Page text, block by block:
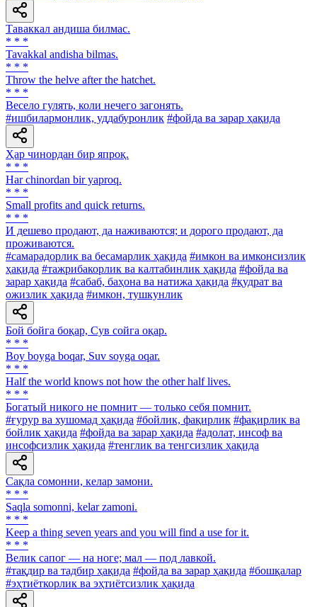
Таваккал андиша билмас.
* * *
Tavakkal andisha bilmas.
* * *
Throw the helve after the hatchet.
* * *
Весело гулять, коли нечего загонять.
#ишбилармонлик, уддабуронлик #фойда ва зарар ҳақида
Ҳар чинордан бир япроқ.
* * *
Har chinordan bir yaproq.
* * *
Small profits and quick returns.
* * *
И дешево продают, да наживаются; и дорого продают, да
проживаются.
#самарадорлик ва бесамарлик ҳақида #имкон ва имконсизлик
ҳақида #тажрибакорлик ва калтабинлик ҳақида #фойда ва
зарар ҳақида #сабаб, баҳона ва натижа ҳақида #қудрат ва
ожизлик ҳақида #имкон, тушкунлик
Бой бойга боқар, Сув сойга оқар.
* * *
Boy boyga boqar, Suv soyga oqar.
* * *
Half the world knows not how the other half lives.
* * *
Богатый никого не помнит — только себя помнит.
#ғурур ва хушомад ҳақида #бойлик, фақирлик #фақирлик ва
бойлик ҳақида #фойда ва зарар ҳақида #адолат, инсоф ва
инсофсизлик ҳақида #тенглик ва тенгсизлик ҳақида
Сақла сомонни, келар замони.
* * *
Saqla somonni, kelar zamoni.
* * *
Keep a thing seven years and you will find a use for it.
* * *
Велик сапог — на ноге; мал — под лавкой.
#тақдир ва тадбир ҳақида #фойда ва зарар ҳақида #бошқалар
#эҳтиёткорлик ва эҳтиётсизлик ҳақида